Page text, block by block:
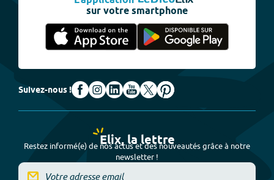
sur votre smartphone
Suivez-nous !
Elix, la lettre
Restez informé(e) de nos actus et des nouveautés grâce à notre
newsletter !